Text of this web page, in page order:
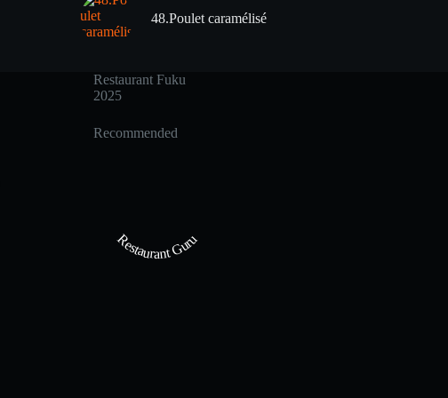
48.Poulet caramélisé
Restaurant Fuku
2025
Recommended
Restaurant Guru